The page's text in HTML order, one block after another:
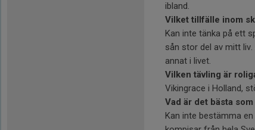
ibland.
Vilket tillfälle inom
Kan inte tänka på ett
sån stor del av mitt
annat i livet.
Vilken tävling är
Vikingrace i Holland,
Vad är det bästa
Kan inte bestämma